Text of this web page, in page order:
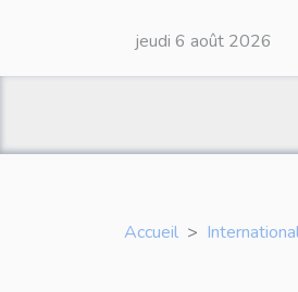
jeudi 6 août 2026
Accueil